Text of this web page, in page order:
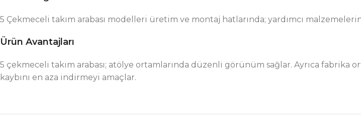
5 Çekmeceli takım arabası modelleri üretim ve montaj hatlarında; yardımcı
Ürün Avantajları
5 çekmeceli takım arabası; atölye ortamlarında düzenli görünüm sağlar. Ayrıca
kaybını en aza indirmeyi amaçlar.